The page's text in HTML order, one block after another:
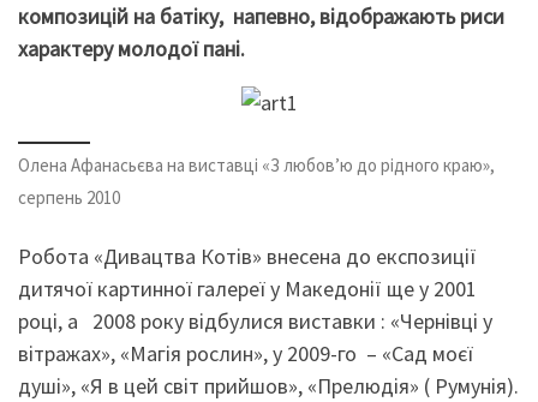
композицій на батіку, напевно, відображають риси
характеру молодої пані.
Олена Афанасьєва на виставці «З любов’ю до рідного краю»,
серпень 2010
Робота «Дивацтва Котів» внесена до експозиції
дитячої картинної галереї у Македонії ще у 2001
році, а 2008 року відбулися виставки : «Чернівці у
вітражах», «Магія рослин», у 2009-го – «Сад моєї
душі», «Я в цей світ прийшов», «Прелюдія» ( Румунія).